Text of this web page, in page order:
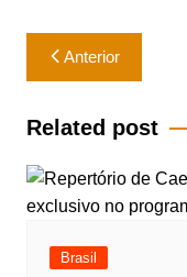
Navegação
de
Post
Anterior
Related post
Brasil